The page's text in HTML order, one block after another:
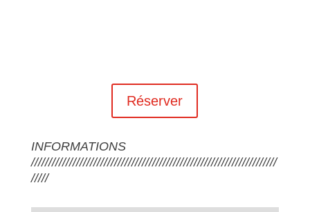
Réserver
INFORMATIONS
///////////////////////////////////////////////////////////////////////
/////